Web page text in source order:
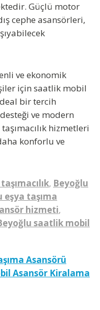
Güçlü motor
cephe asansörleri,
ve ekonomik
için saatlik mobil
bir tercih
ve modern
hizmetleri
konforlu ve
, Beyoğlu
eşya taşıma
hizmeti,
saatlik mobil
Asansörü
Asansör Kiralama